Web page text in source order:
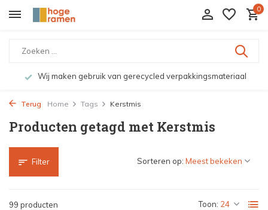
0
Wij maken gebruik van gerecycled verpakkingsmateriaal
Terug Home Tags Kerstmis
Producten getagd met Kerstmis
Filter
99 producten Toon:
Sorteren op: